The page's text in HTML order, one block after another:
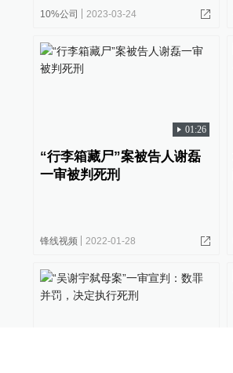
10%公司 2023-03-24
01:26
“行李箱藏尸”案被告人谢磊
一审被判死刑
锋线视频 2022-01-28